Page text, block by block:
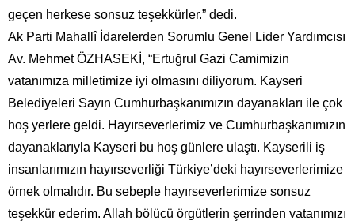
geçen herkese sonsuz teşekkürler.” dedi.
Ak Parti Mahallî İdarelerden Sorumlu Genel Lider Yardımcısı
Av. Mehmet ÖZHASEKİ, “Ertuğrul Gazi Camimizin
vatanımıza milletimize iyi olmasını diliyorum. Kayseri
Belediyeleri Sayın Cumhurbaşkanımızın dayanakları ile çok
hoş yerlere geldi. Hayırseverlerimiz ve Cumhurbaşkanımızın
dayanaklarıyla Kayseri bu hoş günlere ulaştı. Kayserili iş
insanlarımızın hayırseverliği Türkiye’deki hayırseverlerimize
örnek olmalıdır. Bu sebeple hayırseverlerimize sonsuz
teşekkür ederim. Allah bölücü örgütlerin şerrinden vatanımızı